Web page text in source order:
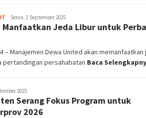
Wisnu
Agus
Senin, 1 September 2025
Manfaatkan Jeda Libur untuk
– Manajemen Dewa United akan memanfaatkan
pertandingan persahabatan Baca
2025
Serang Fokus Program untuk
2026